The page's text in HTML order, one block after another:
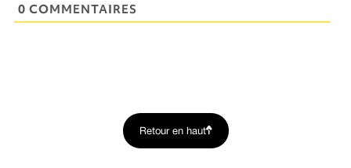
0 COMMENTAIRES
Retour en haut